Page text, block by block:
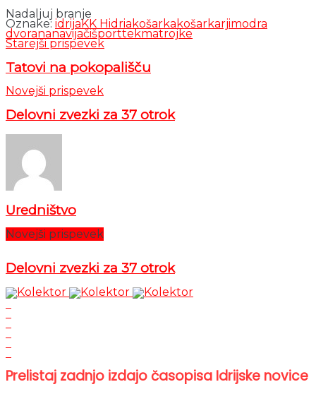
Nadaljuj branje
Oznake: idrijaKK Hidria košarka košarkarjimodra
dvorananavijačišporttekmatrojke
Starejši prispevek
Tatovi na pokopališču
Novejši prispevek
Delovni zvezki za 37 otrok
Uredništvo
Novejši prispevek
Delovni zvezki za 37 otrok
Prelistaj zadnjo izdajo časopisa Idrijske novice